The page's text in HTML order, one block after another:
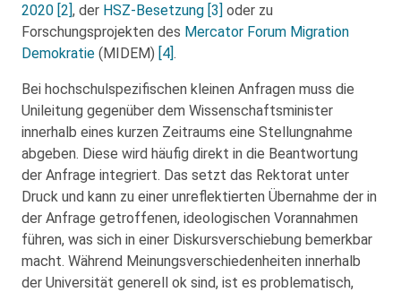
2020 [2], der HSZ-Besetzung [3] oder zu
Forschungsprojekten des Mercator Forum Migration
Demokratie (MIDEM) [4].
Bei hochschulspezifischen kleinen Anfragen muss die
Unileitung gegenüber dem Wissenschaftsminister
innerhalb eines kurzen Zeitraums eine Stellungnahme
abgeben. Diese wird häufig direkt in die Beantwortung
der Anfrage integriert. Das setzt das Rektorat unter
Druck und kann zu einer unreflektierten Übernahme der in
der Anfrage getroffenen, ideologischen Vorannahmen
führen, was sich in einer Diskursverschiebung bemerkbar
macht. Während Meinungsverschiedenheiten innerhalb
der Universität generell ok sind, ist es problematisch,